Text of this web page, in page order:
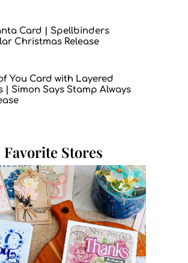
Card | Spellbinders
Christmas Release
You Card with Layered
| Simon Says Stamp Always
Favorite Stores